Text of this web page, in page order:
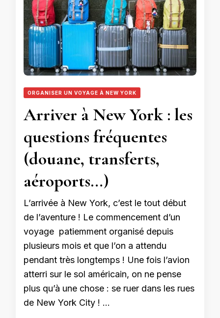
ORGANISER UN VOYAGE À NEW YORK
Arriver à New York : les
questions fréquentes
(douane, transferts,
aéroports…)
L’arrivée à New York, c’est le tout début
de l’aventure ! Le commencement d’un
voyage patiemment organisé depuis
plusieurs mois et que l’on a attendu
pendant très longtemps ! Une fois l’avion
atterri sur le sol américain, on ne pense
plus qu’à une chose : se ruer dans les rues
de New York City ! …